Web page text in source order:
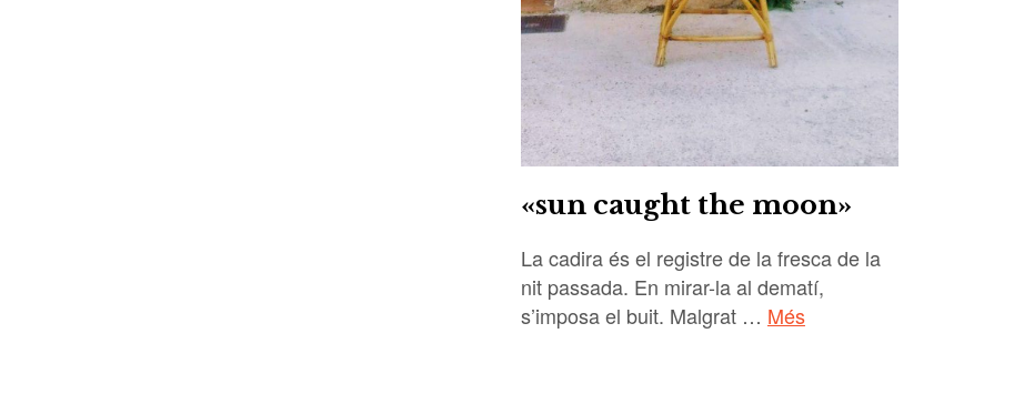
«sun caught the moon»
La cadira és el registre de la fresca de la
nit passada. En mirar-la al dematí,
s’imposa el buit. Malgrat … Més